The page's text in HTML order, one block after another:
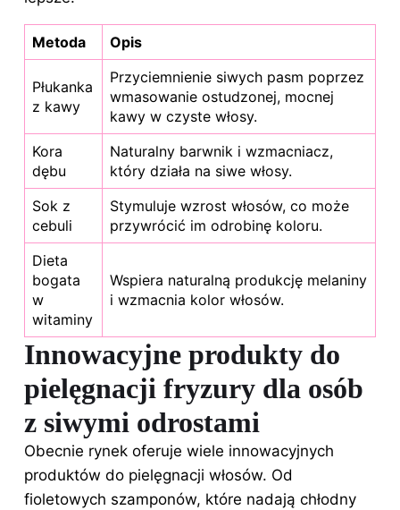
Metoda Opis
Płukanka
z kawy
Przyciemnienie siwych pasm poprzez
wmasowanie ostudzonej, mocnej
kawy w czyste włosy.
Kora
dębu
Naturalny barwnik i wzmacniacz,
który działa na siwe włosy.
Sok z
cebuli
Stymuluje wzrost włosów, co może
przywrócić im odrobinę koloru.
Dieta
bogata
w
witaminy
Wspiera naturalną produkcję melaniny
i wzmacnia kolor włosów.
Innowacyjne produkty do
pielęgnacji fryzury dla osób
z siwymi odrostami
Obecnie rynek oferuje wiele innowacyjnych
produktów do pielęgnacji włosów. Od
fioletowych szamponów, które nadają chłodny